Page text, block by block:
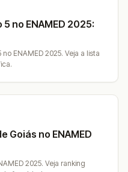
no ENAMED 2025:
ENAMED 2025. Veja a lista
Goiás no ENAMED
2025. Veja ranking